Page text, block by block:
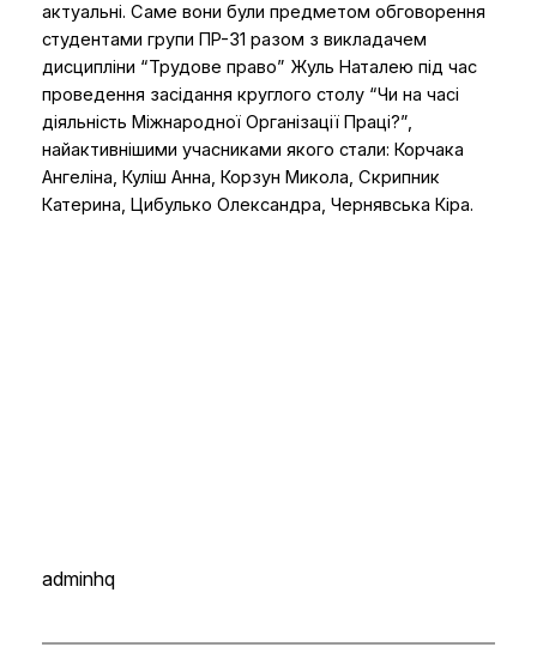
актуальні. Саме вони були предметом обговорення
студентами групи ПР-31 разом з викладачем
дисципліни “Трудове право” Жуль Наталею під час
проведення засідання круглого столу “Чи на часі
діяльність Міжнародної Організації Праці?”,
найактивнішими учасниками якого стали: Корчака
Ангеліна, Куліш Анна, Корзун Микола, Скрипник
Катерина, Цибулько Олександра, Чернявська Кіра.
adminhq